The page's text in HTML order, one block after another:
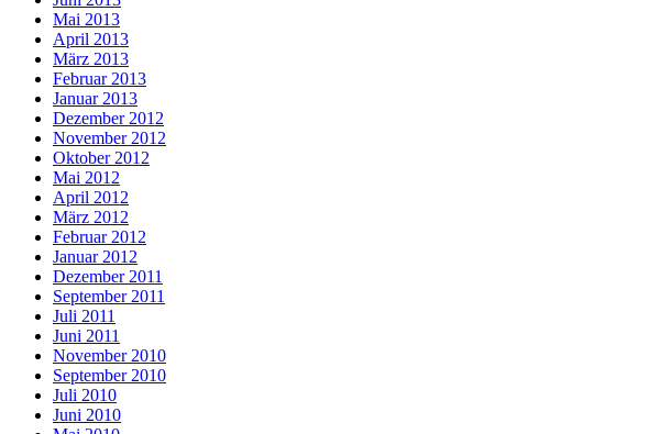
Mai 2013
April 2013
März 2013
Februar 2013
Januar 2013
Dezember 2012
November 2012
Oktober 2012
Mai 2012
April 2012
März 2012
Februar 2012
Januar 2012
Dezember 2011
September 2011
Juli 2011
Juni 2011
November 2010
September 2010
Juli 2010
Juni 2010